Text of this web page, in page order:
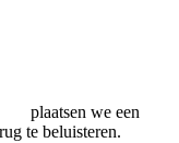
plaatsen we een
te beluisteren.